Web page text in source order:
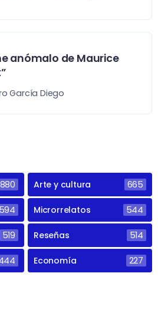
anómalo de Maurice
García Diego
880 Arte y cultura 665
594 Microrrelatos 544
519 Reseñas 514
Economía 227